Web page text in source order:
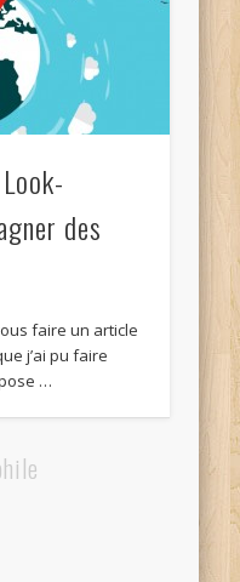
des
faire un article
j’ai pu faire
…